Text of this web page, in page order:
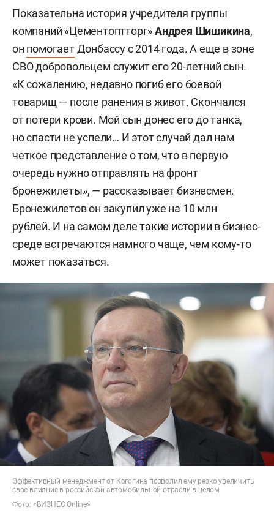
Показательна история учредителя группы
компаний «Цементоптторг»Андрея Шишикина,
он помогаетДонбассу с 2014 года. А еще в зоне
СВО добровольцем служит его 20-летний сын.
«К сожалению, недавно погиб его боевой
товарищ — после ранения в живот. Скончался
от потери крови. Мой сын донес его до танка,
но спасти не успели… И этот случай дал нам
четкое представление о том, что в первую
очередь нужно отправлять на фронт
бронежилеты», — рассказывает бизнесмен.
Бронежилетов он закупил уже на 10 млн
рублей. И на самом деле такие истории в бизнес-
среде встречаются намного чаще, чем кому-то
может показаться.
Эффективный менеджмент от Когогина позволил ему резко увеличить
свое влияние в российской автомобильной отрасли в целом
Фото: «БИЗНЕС Online»